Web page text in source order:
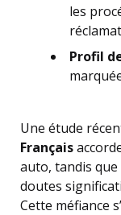
les
Profil
Une étude
Français
auto, tandis que
doutes
Cette méfiance